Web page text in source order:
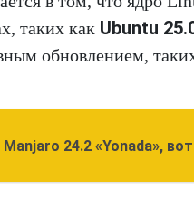
таких как Ubuntu
обновлением,
24.2 «Yonada»,